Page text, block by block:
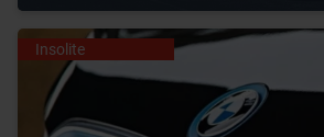
Insolite